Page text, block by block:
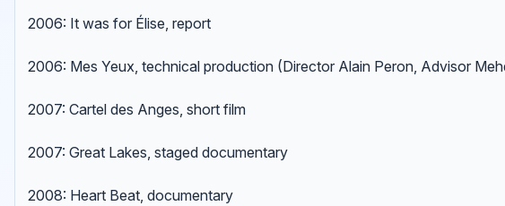
2006: It was for Élise, report
2006: Mes Yeux, technical production (Director Alain Peron, Advisor
2007: Cartel des Anges, short film
2007: Great Lakes, staged documentary
2008: Heart Beat, documentary